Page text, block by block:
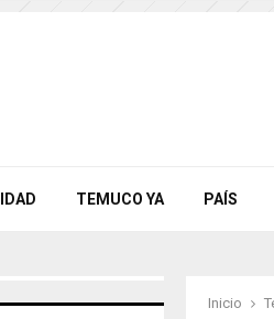
TEMUCO YA PAÍS
Inicio